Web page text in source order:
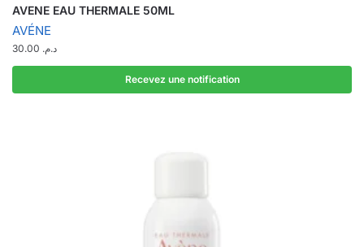
AVENE EAU THERMALE 50ML
AVÉNE
د.م.
Recevez une notification